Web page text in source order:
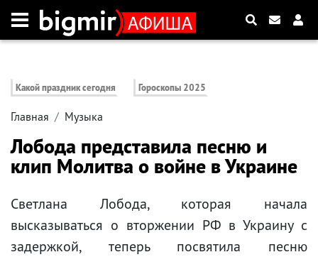
Какой праздник сегодня Гороскопы 2025
Главная Музыка
Лобода представила песню и
клип Молитва о войне в Украине
Светлана Лобода, которая начала
высказываться о вторжении РФ в Украину с
задержкой, теперь посвятила песню